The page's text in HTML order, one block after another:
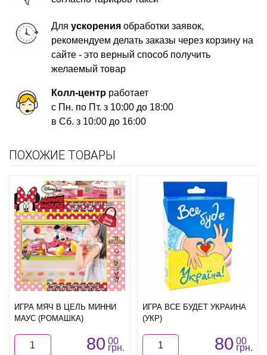
Дляускорения обработки заявок,
рекомендуем делать заказы через корзину на
сайте - это верный способ получить
желаемый товар
Колл-центр работает
с Пн. по Пт. з 10:00 до 18:00
в Сб. з 10:00 до 16:00
ПОХОЖИЕ ТОВАРЫ
ИГРА МЯЧ В ЦЕЛЬ МИННИ
МАУС (РОМАШКА)
80 00
грн.
ИГРА ВСЕ БУДЕТ УКРАИНА
(УКР)
80 00
грн.